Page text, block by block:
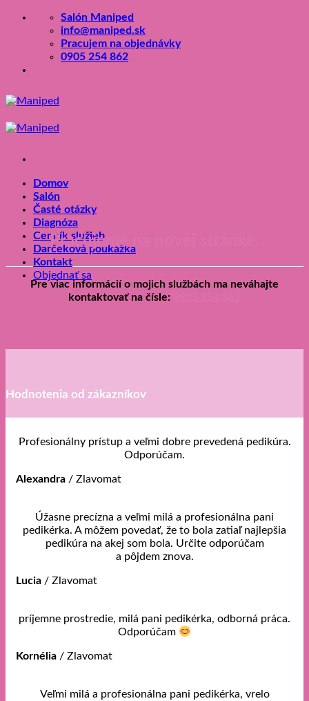
Skip
Salón Maniped
info@maniped.sk
Pracujem na objednávky
0905 254 862
Domov
Salón
Časté otázky
Diagnóza
Cenník služieb
Darčeková poukážka
Kontakt
Objednať sa
Pracujeme na novej stránke.
Pre viac informácií o mojich službách ma neváhajte
kontaktovať na čísle:
Hodnotenia od zákazníkov
Profesionálny prístup a veľmi dobre prevedená pedikúra.
Odporúčam.
Alexandra / Zlavomat
Úžasne precízna a veľmi milá a profesionálna pani
pedikérka. A môžem povedať, že to bola zatiaľ najlepšia
pedikúra na akej som bola. Určite odporúčam
a pôjdem znova.
Lucia / Zlavomat
príjemne prostredie, milá pani pedikérka, odborná práca.
Odporúčam
Kornélia / Zlavomat
Veľmi milá a profesionálna pani pedikérka, vrelo